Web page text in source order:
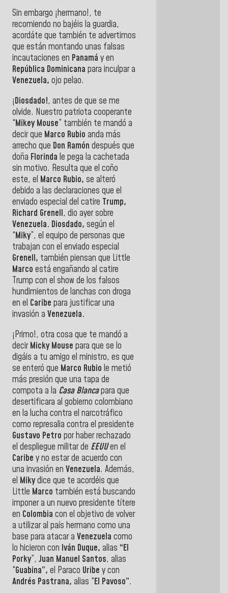
Sin embargo ¡hermano!, te
recomiendo no bajéis la guardia,
acordáte que también te advertimos
que están montando unas falsas
incautaciones en Panamá y en
República Dominicana para inculpar a
Venezuela, ojo pelao.
¡Diosdado!, antes de que se me
olvide. Nuestro patriota cooperante
“Mikey Mouse” también te mandó a
decir que Marco Rubio anda más
arrecho que Don Ramón después que
doña Florinda le pega la cachetada
sin motivo. Resulta que el coño
este, el Marco Rubio, se alteró
debido a las declaraciones que el
enviado especial del catire Trump,
Richard Grenell, dio ayer sobre
Venezuela. Diosdado, según el
“Miky”, el equipo de personas que
trabajan con el enviado especial
Grenell, también piensan que Little
Marco está engañando al catire
Trump con el show de los falsos
hundimientos de lanchas con droga
en el Caribe para justificar una
invasión a Venezuela.
¡Primo!, otra cosa que te mandó a
decirMicky Mouse para que se lo
digáis a tu amigo el ministro, es que
se enteró que Marco Rubio le metió
más presión que una tapa de
compota a la Casa Blancapara que
desertificara al gobierno colombiano
en la lucha contra el narcotráfico
como represalia contra el presidente
Gustavo Petro por haber rechazado
el despliegue militar de EEUUen el
Caribe y no estar de acuerdo con
una invasión en Venezuela. Además,
el Mikydice que te acordéis que
Little Marco también está buscando
imponer a un nuevo presidente títere
en Colombia con el objetivo de volver
a utilizar al país hermano como una
base para atacar a Venezuela como
lo hicieron con Iván Duque, alias “El
Porky”, Juan Manuel Santos, alias
“Guabina”, el Paraco Uribe y con
Andrés Pastrana, alias “El Pavoso”.